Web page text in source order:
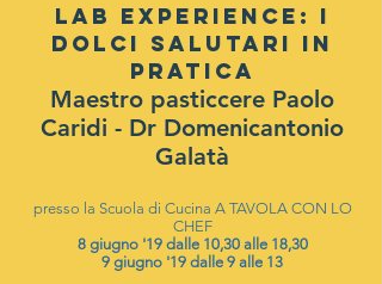
LAB EXPERIENCE: I
DOLCI SALUTARI IN
PRATICA
Maestro pasticcere Paolo
Caridi - Dr Domenicantonio
Galatà
presso la Scuola di Cucina A TAVOLA CON LO
CHEF
8 giugno '19 dalle 10,30 alle 18,30
9 giugno '19 dalle 9 alle 13